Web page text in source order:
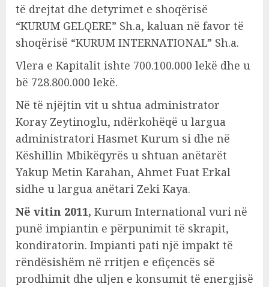
të drejtat dhe detyrimet e shoqërisë
“KURUM GELQERE” Sh.a, kaluan në favor të
shoqërisë “KURUM INTERNATIONAL” Sh.a.
Vlera e Kapitalit ishte 700.100.000 lekë dhe u
bë 728.800.000 lekë.
Në të njëjtin vit u shtua administrator
Koray Zeytinoglu, ndërkohëqë u largua
administratori Hasmet Kurum si dhe në
Këshillin Mbikëqyrës u shtuan anëtarët
Yakup Metin Karahan, Ahmet Fuat Erkal
sidhe u largua anëtari Zeki Kaya.
Në vitin 2011, Kurum International vuri në
punë impiantin e përpunimit të skrapit,
kondiratorin. Impianti pati një impakt të
rëndësishëm në rritjen e efiçencës së
prodhimit dhe uljen e konsumit të energjisë